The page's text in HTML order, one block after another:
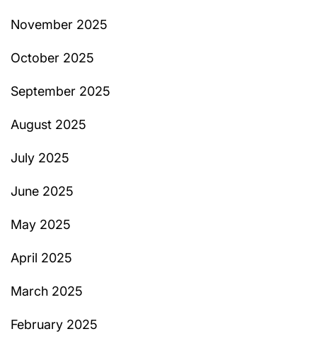
November 2025
October 2025
September 2025
August 2025
July 2025
June 2025
May 2025
April 2025
March 2025
February 2025